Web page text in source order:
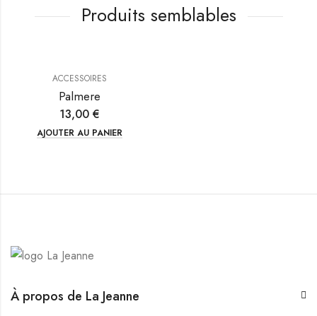
Produits semblables
ACCESSOIRES
Palmere
13,00 €
AJOUTER AU PANIER
À propos de La Jeanne